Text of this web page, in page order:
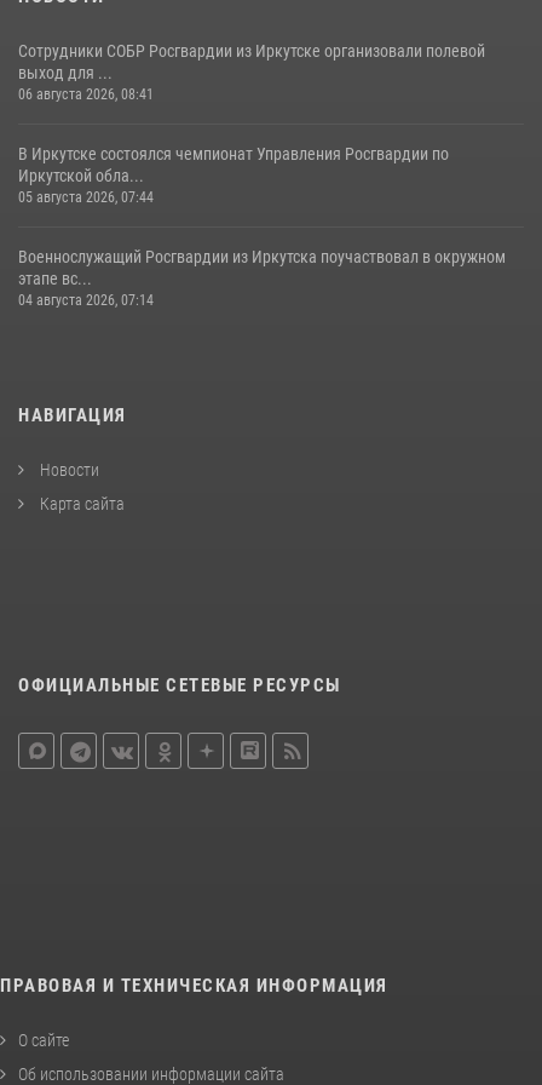
Сотрудники СОБР Росгвардии из Иркутске организовали полевой
выход для ...
06 августа 2026, 08:41
В Иркутске состоялся чемпионат Управления Росгвардии по
Иркутской обла...
05 августа 2026, 07:44
Военнослужащий Росгвардии из Иркутска поучаствовал в окружном
этапе вс...
04 августа 2026, 07:14
НАВИГАЦИЯ
Новости
Карта сайта
ОФИЦИАЛЬНЫЕ СЕТЕВЫЕ РЕСУРСЫ
ПРАВОВАЯ И ТЕХНИЧЕСКАЯ ИНФОРМАЦИЯ
О сайте
Об использовании информации сайта